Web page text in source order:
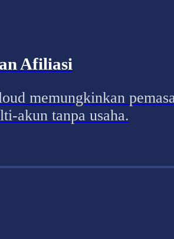
Afiliasi
memungkinkan
akun tanpa usaha.